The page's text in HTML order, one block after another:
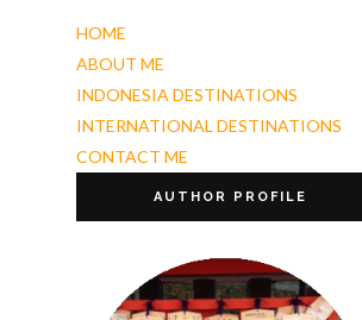
HOME
ABOUT ME
INDONESIA DESTINATIONS
INTERNATIONAL DESTINATIONS
CONTACT ME
AUTHOR PROFILE